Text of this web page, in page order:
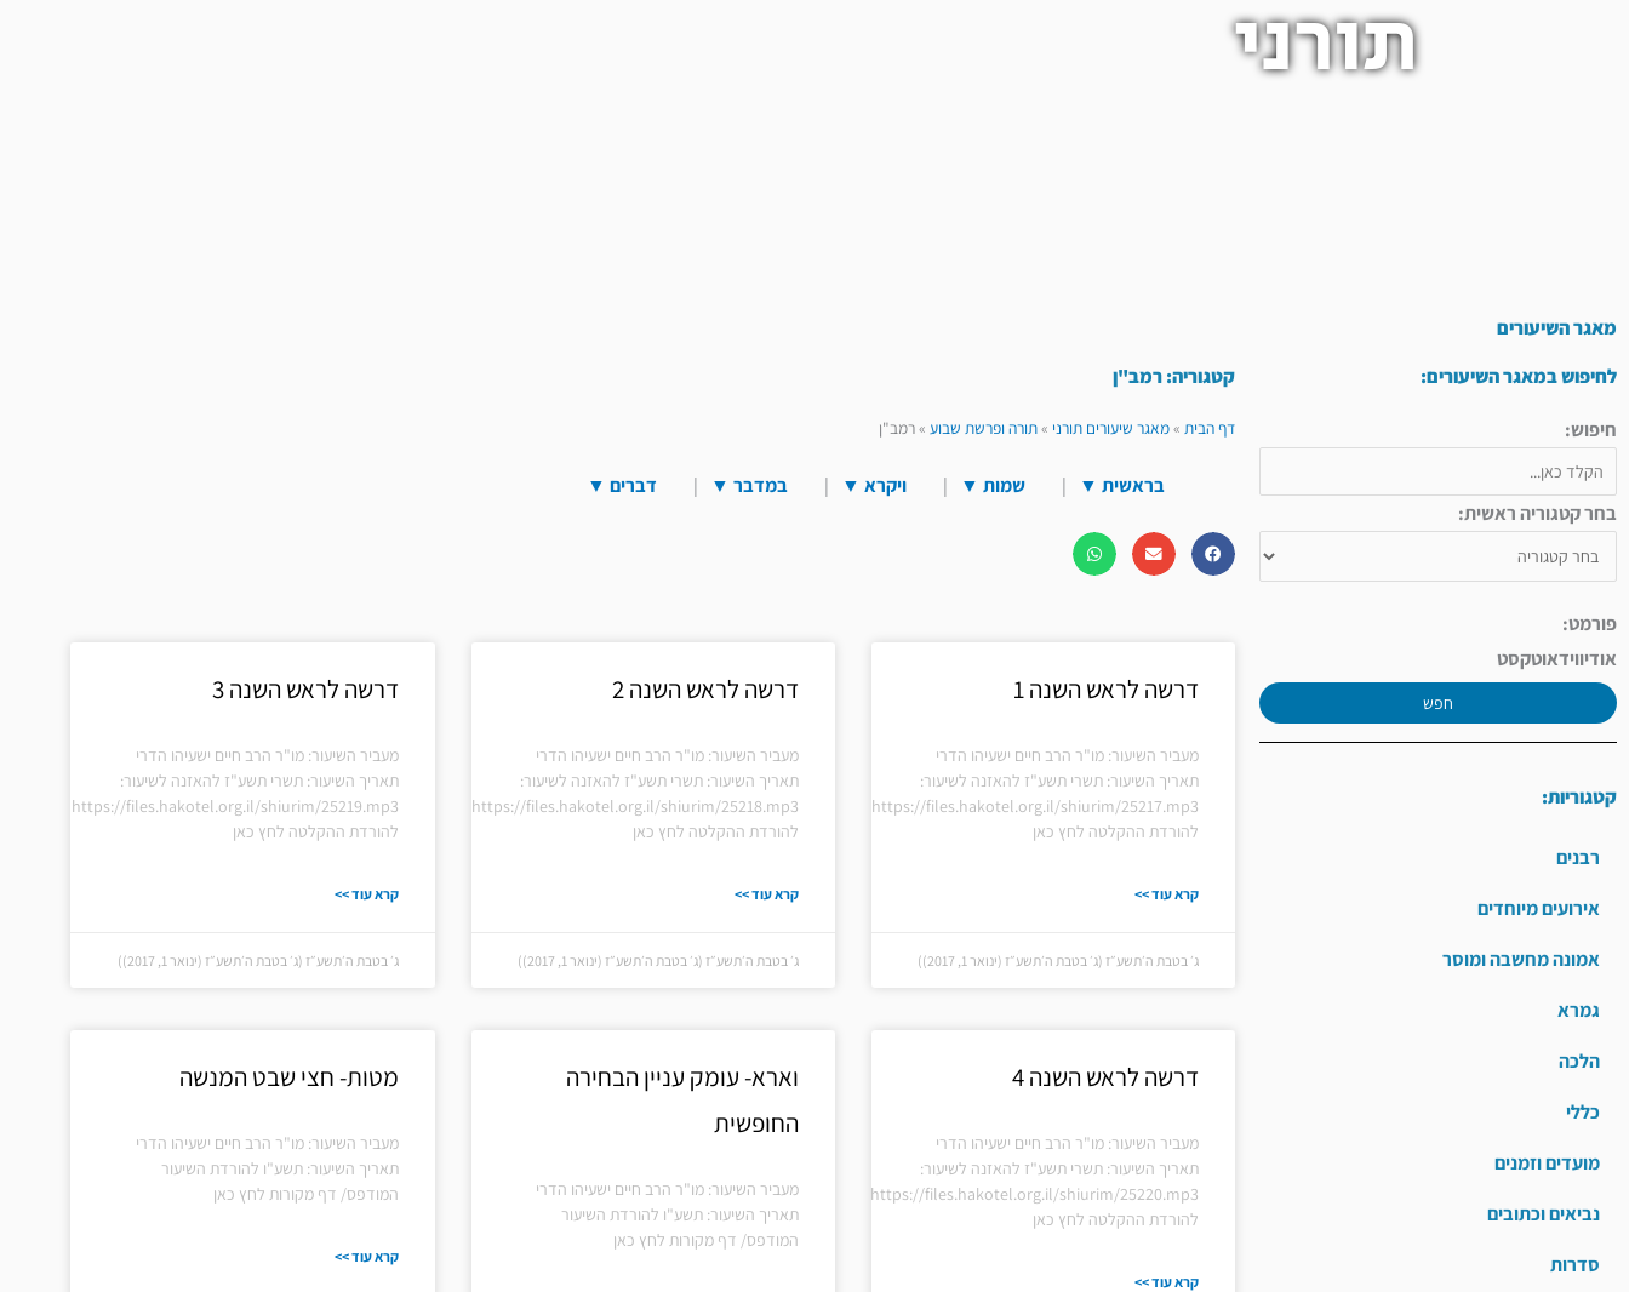
תורני
מאגר השיעורים
לחיפוש במאגר השיעורים:
חיפוש:
בחר קטגוריה ראשית:
פורמט:
אודיווידאוטקסט
חפש
קטגוריות:
רבנים
אירועים מיוחדים
אמונה מחשבה ומוסר
גמרא
הלכה
כללי
מועדים וזמנים
נביאים וכתובים
סדרות
קטגוריה: רמב"ן
דף הבית»מאגר שיעורים תורני »תורה ופרשת שבוע»רמב"ן
בראשית ▼ שמות ▼ ויקרא ▼ במדבר ▼ דברים ▼
דרשה לראש השנה 1
מעביר השיעור: מו"ר הרב חיים ישעיהו הדרי
תאריך השיעור: תשרי תשע"ז להאזנה לשיעור:
https://files.hakotel.org.il/shiurim/25217.mp3
להורדת ההקלטה לחץ כאן
קרא עוד >>
ג׳ בטבת ה׳תשע״ז (ג׳ בטבת ה׳תשע״ז (ינואר 1, 2017))
דרשה לראש השנה 2
מעביר השיעור: מו"ר הרב חיים ישעיהו הדרי
תאריך השיעור: תשרי תשע"ז להאזנה לשיעור:
https://files.hakotel.org.il/shiurim/25218.mp3
להורדת ההקלטה לחץ כאן
קרא עוד >>
ג׳ בטבת ה׳תשע״ז (ג׳ בטבת ה׳תשע״ז (ינואר 1, 2017))
דרשה לראש השנה 3
מעביר השיעור: מו"ר הרב חיים ישעיהו הדרי
תאריך השיעור: תשרי תשע"ז להאזנה לשיעור:
https://files.hakotel.org.il/shiurim/25219.mp3
להורדת ההקלטה לחץ כאן
קרא עוד >>
ג׳ בטבת ה׳תשע״ז (ג׳ בטבת ה׳תשע״ז (ינואר 1, 2017))
דרשה לראש השנה 4
מעביר השיעור: מו"ר הרב חיים ישעיהו הדרי
תאריך השיעור: תשרי תשע"ז להאזנה לשיעור:
https://files.hakotel.org.il/shiurim/25220.mp3
להורדת ההקלטה לחץ כאן
קרא עוד >>
וארא- עומק עניין הבחירה
החופשית
מעביר השיעור: מו"ר הרב חיים ישעיהו הדרי
תאריך השיעור: תשע"ו להורדת השיעור
המודפס/ דף מקורות לחץ כאן
מטות- חצי שבט המנשה
מעביר השיעור: מו"ר הרב חיים ישעיהו הדרי
תאריך השיעור: תשע"ו להורדת השיעור
המודפס/ דף מקורות לחץ כאן
קרא עוד >>